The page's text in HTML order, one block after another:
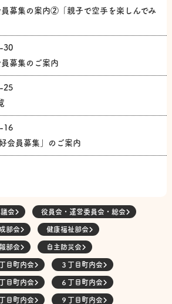
員募集の案内②「親子で空手を楽しんでみ
30
募集のご案内
25
16
会員募集」のご案内
会 役員会・運営委員会・総会
部会 健康福祉部会
部会 自主防災会
目町内会 ３丁目町内会
目町内会 ６丁目町内会
目町内会 ９丁目町内会